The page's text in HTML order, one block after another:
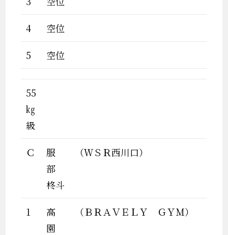
4 空位
5 空位
55
㎏
級
Ｃ
服
部
柊斗
（ＷＳＲ西川口）
1
高
園
（ＢＲＡＶＥＬＹ ＧＹＭ）